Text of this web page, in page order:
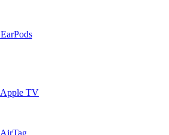
EarPods
Apple TV